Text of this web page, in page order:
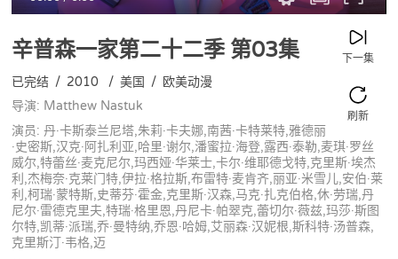
辛普森一家第二十二季第03集 下一集
刷新
已完结 / 2010 / 美国 / 欧美动漫
导演: Matthew Nastuk
演员: 丹·卡斯泰兰尼塔,朱莉·卡夫娜,南茜·卡特莱特,雅德丽
·史密斯,汉克·阿扎利亚,哈里·谢尔,潘蜜拉·海登,露西·泰勒,麦琪·罗丝
威尔,特蕾丝·麦克尼尔,玛西娅·华莱士,卡尔·维耶德戈特,克里斯·埃杰
利,杰梅奈·克莱门特,伊拉·格拉斯,布雷特·麦肯齐,丽亚·米雪儿,安伯·莱
利,柯瑞·蒙特斯,史蒂芬·霍金,克里斯·汉森,马克·扎克伯格,休·劳瑞,丹
尼尔·雷德克里夫,特瑞·格里恩,丹尼卡·帕翠克,蕾切尔·薇兹,玛莎·斯图
尔特,凯蒂·派瑞,乔·曼特纳,乔恩·哈姆,艾丽森·汉妮根,斯科特·汤普森,
克里斯汀·韦格,迈